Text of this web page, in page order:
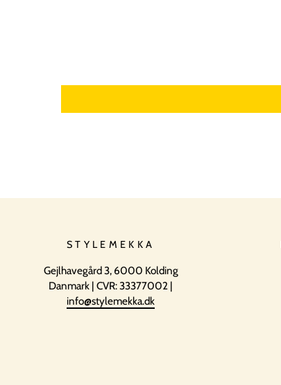
STYLEMEKKA
Gejlhavegård 3, 6000 Kolding
Danmark | CVR: 33377002 |
info@stylemekka.dk